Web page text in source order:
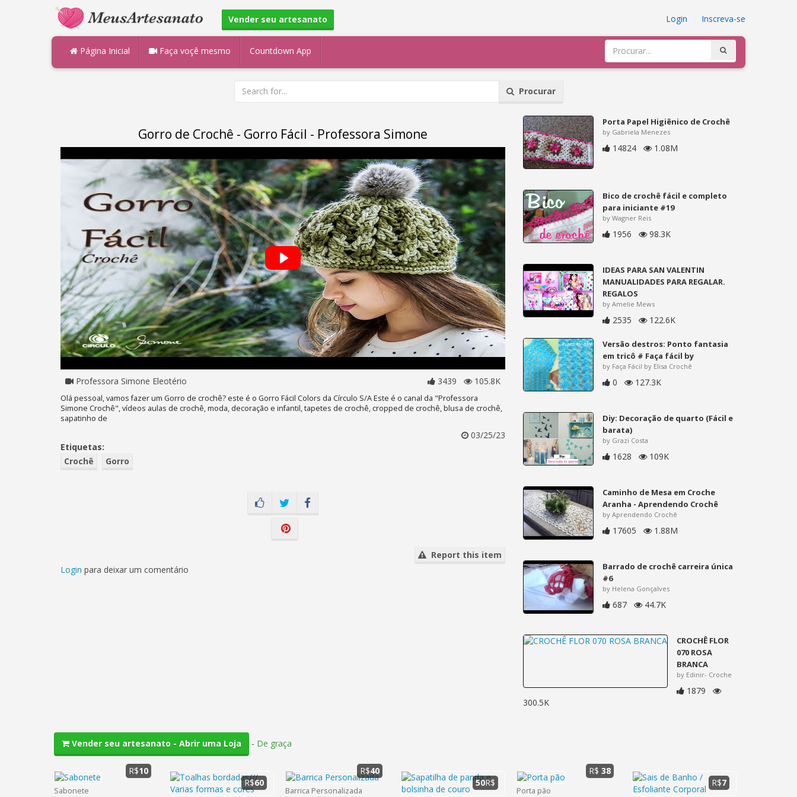
Vender seu artesanato Login Inscreva-se
Página Inicial Faça voçê mesmo Countdown App
Procurar
Gorro de Crochê - Gorro Fácil - Professora Simone
Professora Simone Eleotério 3439 105.8K
Olá pessoal, vamos fazer um Gorro de crochê? este é o Gorro Fácil Colors da Círculo S/A Este é o canal da "Professora
Simone Crochê", vídeos aulas de crochê, moda, decoração e infantil, tapetes de crochê, cropped de crochê, blusa de crochê,
sapatinho de
03/25/23
Etiquetas:
Crochê
Gorro
Report this item
Login para deixar um comentário
Porta Papel Higiênico de Crochê
by Gabriela Menezes
14824 1.08M
Bico de crochê fácil e completo
para iniciante #19
by Wagner Reis
1956 98.3K
IDEAS PARA SAN VALENTIN
MANUALIDADES PARA REGALAR.
REGALOS
by Amelie Mews
2535 122.6K
Versão destros: Ponto fantasia
em tricô # Faça fácil by
by Faça Fácil by Elisa Crochê
0 127.3K
Diy: Decoração de quarto (Fácil e
barata)
by Grazi Costa
1628 109K
Caminho de Mesa em Croche
Aranha - Aprendendo Crochê
by Aprendendo Crochê
17605 1.88M
Barrado de crochê carreira única
#6
by Helena Gonçalves
687 44.7K
CROCHÊ FLOR
070 ROSA
BRANCA
by Edinir- Croche
1879
300.5K
Vender seu artesanato - Abrir uma Loja - De graça
Sabonete
R$10
R$60
Barrica Personalizada
R$40
50R$
Porta pão
R$ 38
R$7